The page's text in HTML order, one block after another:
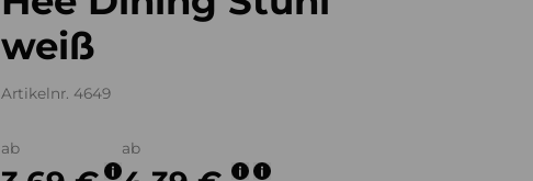
weiß
Artikelnr. 4649
ab ab